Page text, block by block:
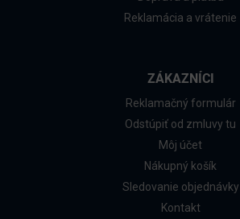
Reklamácia a vrátenie
ZÁKAZNÍCI
Reklamačný formulár
Odstúpiť od zmluvy tu
Môj účet
Nákupný košík
Sledovanie objednávky
Kontakt